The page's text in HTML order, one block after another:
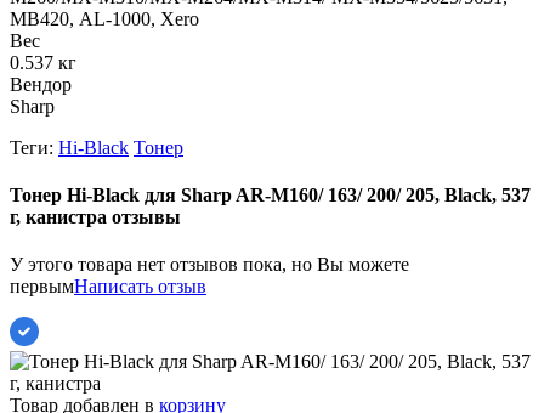
МВ420, AL-1000, Xero
Вес
0.537 кг
Вендор
Sharp
Теги: Hi-Black Тонер
Тонер Hi-Black для Sharp AR-M160/ 163/ 200/ 205, Black, 537
г, канистра отзывы
У этого товара нет отзывов пока, но Вы можете
первымНаписать отзыв
Товар добавлен в корзину